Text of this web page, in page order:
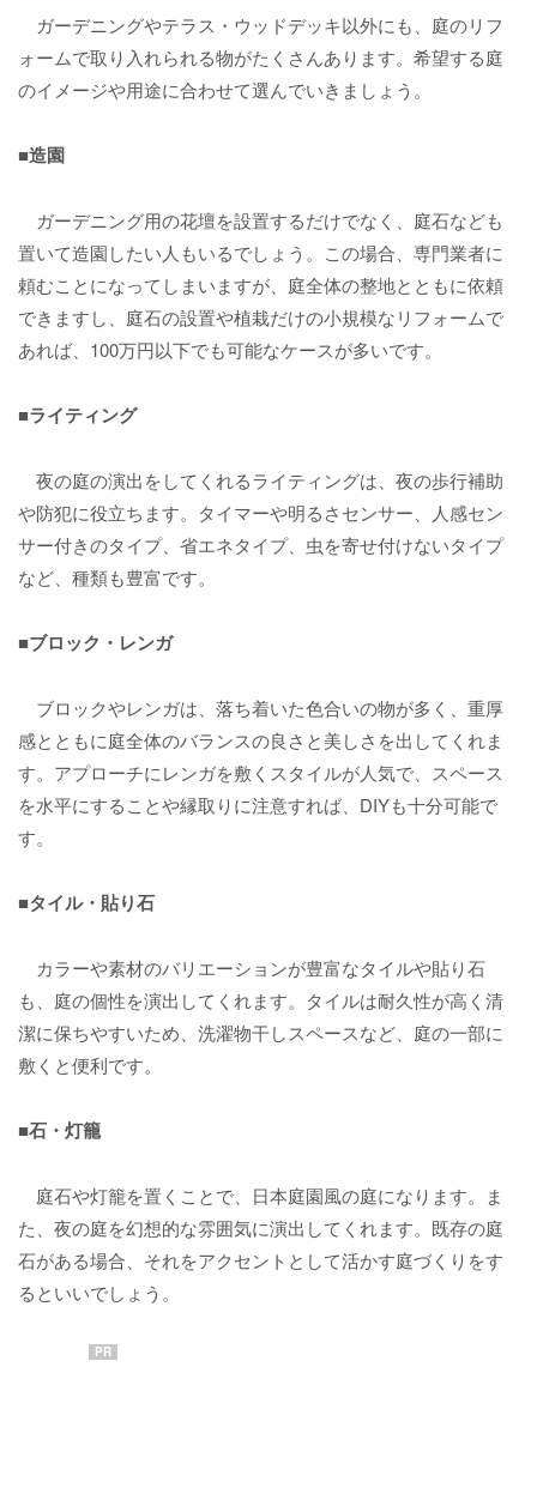
ガーデニングやテラス・ウッドデッキ以外にも、庭のリフ
ォームで取り入れられる物がたくさんあります。希望する庭
のイメージや用途に合わせて選んでいきましょう。
■造園
ガーデニング用の花壇を設置するだけでなく、庭石なども
置いて造園したい人もいるでしょう。この場合、専門業者に
頼むことになってしまいますが、庭全体の整地とともに依頼
できますし、庭石の設置や植栽だけの小規模なリフォームで
あれば、100万円以下でも可能なケースが多いです。
■ライティング
夜の庭の演出をしてくれるライティングは、夜の歩行補助
や防犯に役立ちます。タイマーや明るさセンサー、人感セン
サー付きのタイプ、省エネタイプ、虫を寄せ付けないタイプ
など、種類も豊富です。
■ブロック・レンガ
ブロックやレンガは、落ち着いた色合いの物が多く、重厚
感とともに庭全体のバランスの良さと美しさを出してくれま
す。アプローチにレンガを敷くスタイルが人気で、スペース
を水平にすることや縁取りに注意すれば、DIYも十分可能で
す。
■タイル・貼り石
カラーや素材のバリエーションが豊富なタイルや貼り石
も、庭の個性を演出してくれます。タイルは耐久性が高く清
潔に保ちやすいため、洗濯物干しスペースなど、庭の一部に
敷くと便利です。
■石・灯籠
庭石や灯籠を置くことで、日本庭園風の庭になります。ま
た、夜の庭を幻想的な雰囲気に演出してくれます。既存の庭
石がある場合、それをアクセントとして活かす庭づくりをす
るといいでしょう。
PR